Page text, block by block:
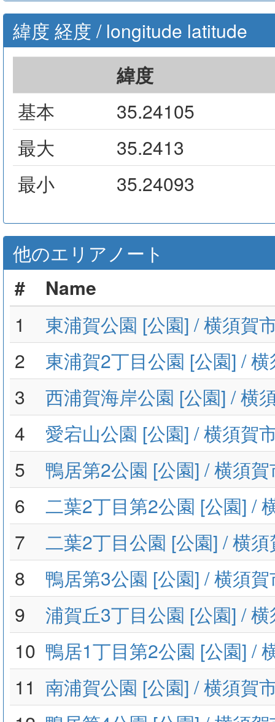
緯度 経度 / longitude latitude
緯度
基本
35.24105
最大
35.2413
最小
35.24093
他のエリアノート
#
Name
1
東浦賀公園 [公園] / 横須賀
2
東浦賀2丁目公園 [公園] /
3
西浦賀海岸公園 [公園] / 横
4
愛宕山公園 [公園] / 横須賀
5
鴨居第2公園 [公園] / 横須
6
二葉2丁目第2公園 [公園] /
7
二葉2丁目公園 [公園] / 横
8
鴨居第3公園 [公園] / 横須
9
浦賀丘3丁目公園 [公園] /
10 鴨居1丁目第2公園 [公園] /
11 南浦賀公園 [公園] / 横須賀